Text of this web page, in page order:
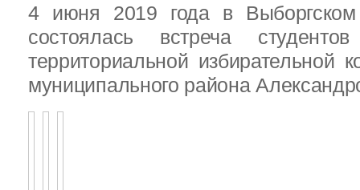
4 июня 2019 года в
состоялась встреча
территориальной избирательной
муниципального района